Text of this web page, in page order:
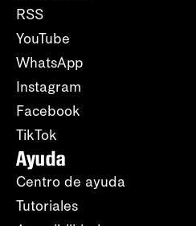
RSS
YouTube
WhatsApp
Instagram
Facebook
TikTok
Ayuda
Centro de ayuda
Tutoriales